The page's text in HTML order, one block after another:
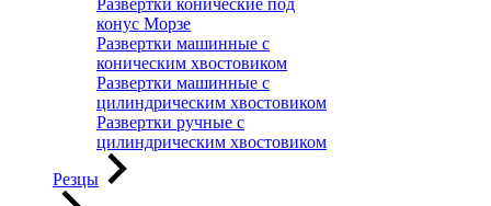
Развертки конические под
конус Морзе
Развертки машинные с
коническим хвостовиком
Развертки машинные с
цилиндрическим хвостовиком
Развертки ручные с
цилиндрическим хвостовиком
Резцы